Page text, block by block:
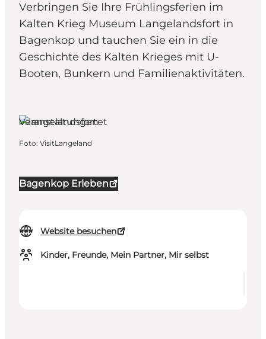
Verbringen Sie Ihre Frühlingsferien im
Kalten Krieg Museum Langelandsfort in
Bagenkop und tauchen Sie ein in die
Geschichte des Kalten Krieges mit U-
Booten, Bunkern und Familienaktivitäten.
Bagenkop Erleben
Website besuchen
Kinder, Freunde, Mein Partner, Mir selbst
Veranstaltungen
Foto: VisitLangeland